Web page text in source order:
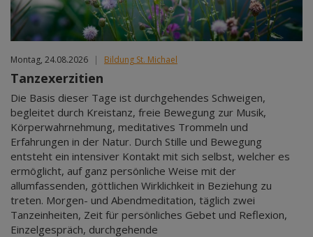
Montag, 24.08.2026 | Bildung St. Michael
Tanzexerzitien
Die Basis dieser Tage ist durchgehendes Schweigen,
begleitet durch Kreistanz, freie Bewegung zur Musik,
Körperwahrnehmung, meditatives Trommeln und
Erfahrungen in der Natur. Durch Stille und Bewegung
entsteht ein intensiver Kontakt mit sich selbst, welcher es
ermöglicht, auf ganz persönliche Weise mit der
allumfassenden, göttlichen Wirklichkeit in Beziehung zu
treten. Morgen- und Abendmeditation, täglich zwei
Tanzeinheiten, Zeit für persönliches Gebet und Reflexion,
Einzelgespräch, durchgehende